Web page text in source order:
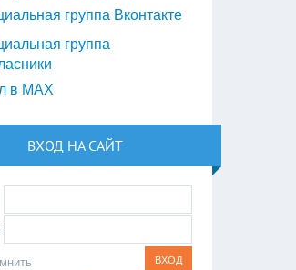
группа Вконтакте
группа
в МАХ
ВХОД НА САЙТ